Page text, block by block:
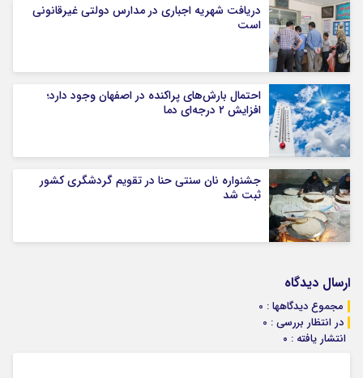
دریافت شهریه اجباری در مدارس دولتی غیرقانونی
است
احتمال بارش‌های پراکنده در اصفهان وجود دارد؛
افزایش ۲ درجه‌ای دما
جشنواره نان سنتی حنا در تقویم گردشگری کشور
ثبت شد
ارسال دیدگاه
مجموع دیدگاهها : 0
در انتظار بررسی : 0
انتشار یافته : ۰